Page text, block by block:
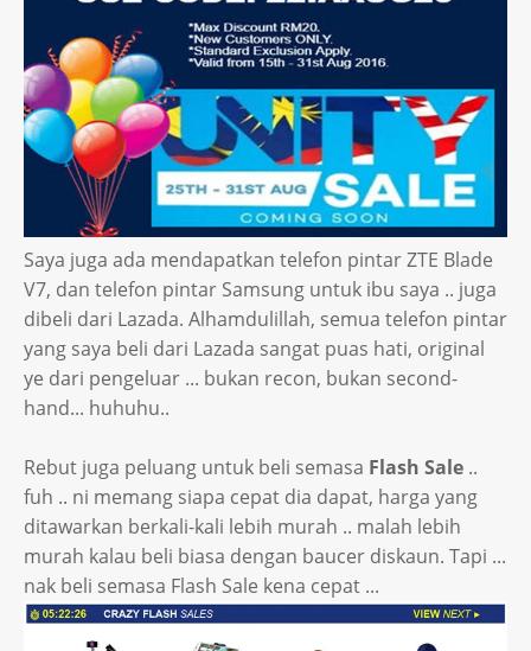
Saya juga ada mendapatkan telefon pintar ZTE Blade
V7, dan telefon pintar Samsung untuk ibu saya .. juga
dibeli dari Lazada. Alhamdulillah, semua telefon pintar
yang saya beli dari Lazada sangat puas hati, original
ye dari pengeluar ... bukan recon, bukan second-
hand... huhuhu..
Rebut juga peluang untuk beli semasa Flash Sale ..
fuh .. ni memang siapa cepat dia dapat, harga yang
ditawarkan berkali-kali lebih murah .. malah lebih
murah kalau beli biasa dengan baucer diskaun. Tapi ...
nak beli semasa Flash Sale kena cepat ...